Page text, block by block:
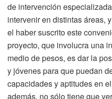
de intervención
intervenir en distintas áreas,
el haber suscrito este
proyecto, que involucra una
medio de pesos, es dar la
y jóvenes para que puedan
capacidades y aptitudes en
además, no sólo tiene que